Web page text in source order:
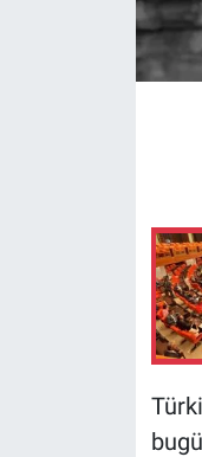
Gündem Özel
Koronavirüs
Kültür Sanat